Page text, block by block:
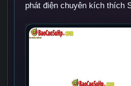
phát điện chuyên kích thích